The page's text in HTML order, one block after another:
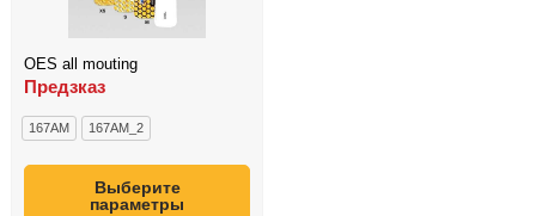
OES all mouting
Предзказ
167AM 167AM_2
Выберите
параметры